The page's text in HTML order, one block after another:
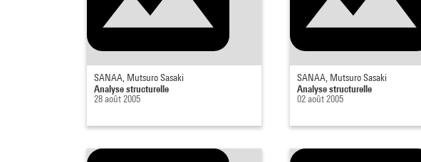
SANAA, Mutsuro Sasaki
Analyse structurelle
28 août 2005
SANAA, Mutsuro Sasaki
Analyse structurelle
02 août 2005